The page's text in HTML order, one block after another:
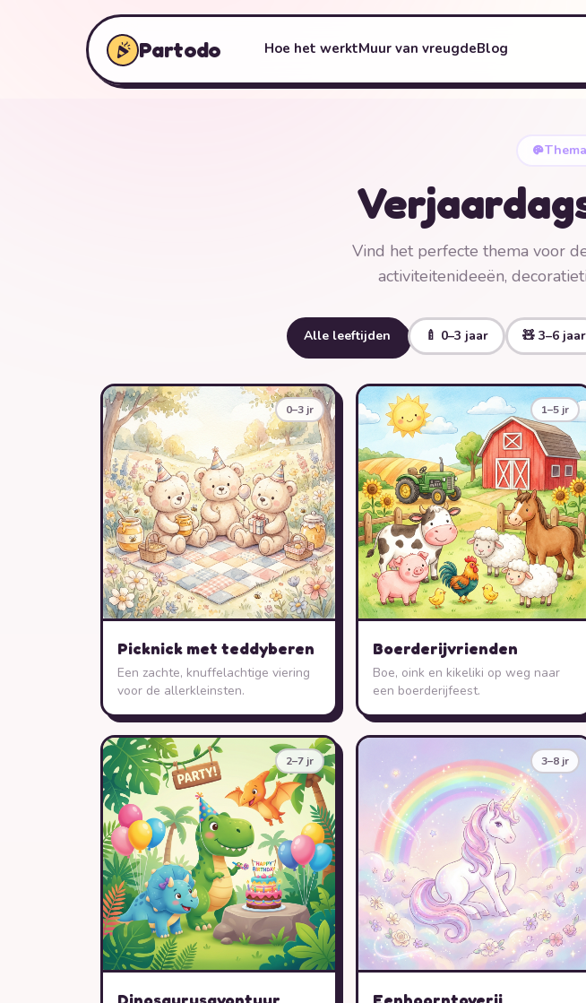
Partodo Hoe het werktMuur van vreugdeBlog
Vind het perfecte thema voor
activiteitenideeën,
Alle leeftijden 🍼 0–3 jaar 🧸 3–6 jaar
0–3 jr
Picknick met teddyberen
Een zachte, knuffelachtige viering
voor de allerkleinsten.
1–5 jr
Boerderijvrienden
Boe, oink en kikeliki op weg naar
een boerderijfeest.
2–7 jr 3–8 jr